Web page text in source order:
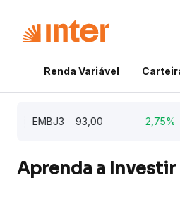
Renda Variável
EMBJ3 93,00 2,75%
Aprenda a Investir